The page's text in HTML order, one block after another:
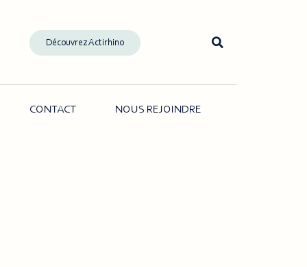
Découvrez Actirhino
CONTACT NOUS REJOINDRE